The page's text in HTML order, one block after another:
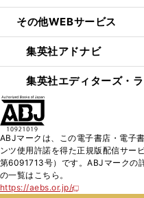
その他WEBサービス
集英社アドナビ
集英社エディターズ・
ABJマークは、この電子書店・電子
ンツ使用許諾を得た正規版配信サー
第6091713号）です。ABJマークの
の一覧はこちら。
https://aebs.or.jp/
新